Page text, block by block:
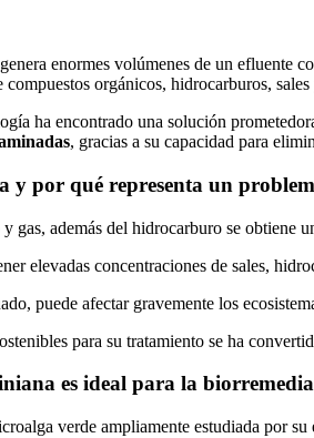
enormes volúmenes de un efluente
orgánicos, hidrocarburos,
ha encontrado una solución
, gracias a su capacidad para
y por qué representa un
gas, además del hidrocarburo se obtiene
elevadas concentraciones de sales,
puede afectar gravemente los
para su tratamiento se ha
es ideal para la
verde ampliamente estudiada por